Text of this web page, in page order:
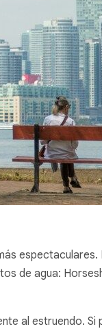
espectaculares.
de agua:
al estruendo.